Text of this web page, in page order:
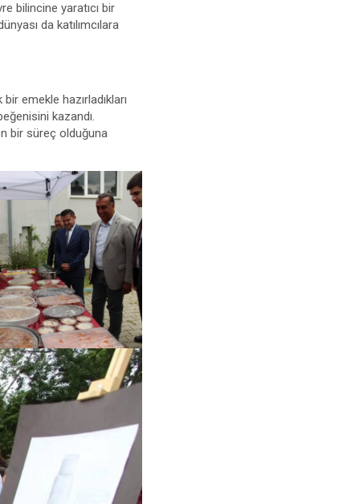
bilincine yaratıcı bir
da katılımcılara
emekle hazırladıkları
kazandı.
bir süreç olduğuna